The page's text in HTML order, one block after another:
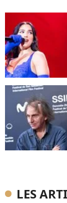
LES